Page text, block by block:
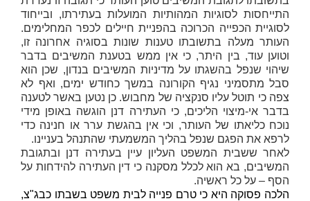
התייחסות לסוגיות המהותיות המועלות בעתירתו, ובייחוד
לסוגיית הכפייה הכרוכה בהפניית חיילים לכפר המחלימים.
העותר מעלה בתשובתו טענות שונות בסוגיה אחרונה זו,
וטוען עוד, בין היתר, כי אין ממש בטענת המשיבים בדבר
שיהוי שנפל בהשגתו על מדיניות המשיבים בנדון, שכן הוא
סבל מתסמיני נגיף הקורונה במשך כחודש ימים, ואף לא
צפה כי תוטל עליו סנקציה של מחבוש. כן נטען באשר לטענה
בדבר אי-מיצוי הליכים, כי העתירה דנן הוגשה באופן מידי
נוכח כליאתו של העותר, וכי אין בהגשת ערר או חנינה כדי
לרפא את הפגם שנפל בהליך המשמעתי שהתנהל בעניינו.
לאחר ששבית המשפט העליון עיין בעתירה דנן ובתגובת
המשיבים, בא הוא לכלל מסקנה כי דין העתירה להידחות על
הסף – על כל ראשיה.
הלכה פסוקה היא כי טרם פנייה לבית משפט בשבתו כבג"צ,